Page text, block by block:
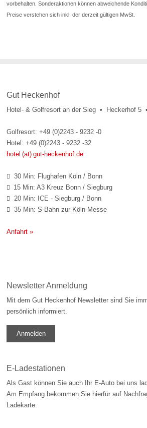
vorbehalten. Sonderaktionen können abweichende
Preise verstehen sich inkl. der derzeit gültigen MwSt.
Gut Heckenhof
Hotel- & Golfresort an der Sieg • Heckerhof 5
Golfresort: +49 (0)2243 - 9232 -0
Hotel: +49 (0)2243 - 9232 -32
hotel (at) gut-heckenhof.de
 30 Min: Flughafen Köln / Bonn
 15 Min: A3 Kreuz Bonn / Siegburg
 20 Min: ICE - Siegburg / Bonn
 35 Min: S-Bahn zur Köln-Messe
Anfahrt »
Newsletter Anmeldung
Mit dem Gut Heckenhof Newsletter sind Sie
persönlich informiert.
Anmelden
E-Ladestationen
Als Gast können Sie auch Ihr E-Auto bei uns
Am Empfang bekommen Sie hierfür auf
Ladekarte.